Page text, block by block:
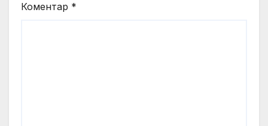
Коментар *